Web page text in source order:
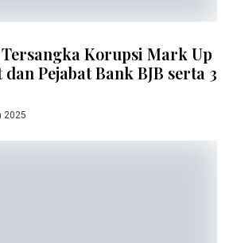
Korupsi Mark Up
Pejabat Bank BJB serta 3
2025